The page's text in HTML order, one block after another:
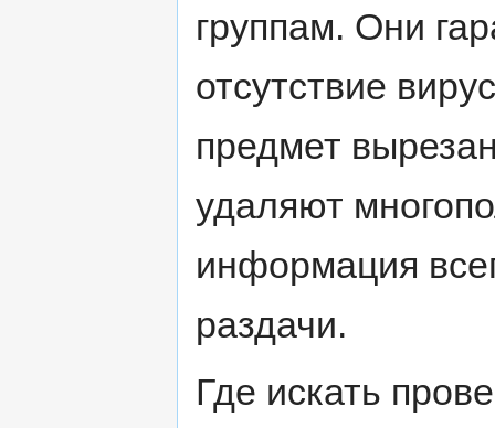
группам. Они
отсутствие
предмет
удаляют
информация
раздачи.
Где искать